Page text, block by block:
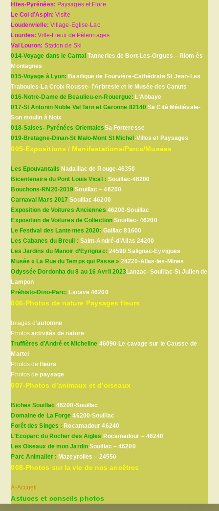
Htes-Pyrénées: Paysages et Flore
Le Col d’Aspin:Visite
Loudenvielle: Village-Eglise-Lac
Lourdes:Ville-Lieux de Pèlerinages
Val Louron: Station de Ski
014-Voyage dans le CantalTanneries de Bort-Les-Orgues – Riom ès
Montagnes
015-Voyage à Lyon: Basilique de Fourvière-Cathédrale St Jean-Les
Traboules-La Croix Rousse- l’Arbresle et le Musée des Canuts
016-Notre-Dame de Beaulieu-en-Rouergue:L’Abbaye
017-St Antonin Noble Val Tarn et Garonne 82140 Sa Cité Médiévale-
Son moulin à Noix
018-Salses- Pyrénées OrientalesSa Forteresse
019-Bretagne-Dinan-St Malo-Mont St Michel-Villes et Paysages
005-Expositions / Manifestations/Parcs/Musées
Les Epouvantails Nadaillac de Rouge-46350
Bicentenaire du Pont Louis Vicat : Souillac-46200
Bouchons-RN20-2019Souillac – 46200
Carnaval Mars 2017 Souillac 46200
Exposition de Voitures Anciennes 46200-Souillac
Exposition de Voitures de Collection Souillac- 46200
Le Festival des Lanternes 2020: Gaillac 81600
Les Cabanes du Breuil : Saint-André-d’Allas 24200
Les Jardins du Manoir d’Eyrignac: 24590 Salignac-Eyvigues
Musée « La Rue du Temps qui Passe » 24220-Allas-les-Mines
Odyssée Dordonha du 8 au 16 Avril 2023Lanzac- Souillac-St Julien de
Lampon
Préhisto-Dino-Parc:Lacave 46200
006-Photos de nature Paysages fleurs
Images d’automne
Photosactivités de nature
Truffières d’André et Micheline 46090-Le cavage sur le Causse de
Martel
Photos defleurs
Photos depaysage
007-Photos d’animaux et d’oiseaux
Biches Souillac46200-Souillac
Domaine de La Forge 46200-Souillac
Forêt des Singes :Rocamadour 46240
L’Ecoparc du Rocher des Aigles Rocamadour – 46240
Les Oiseaux de mon JardinSouillac – 46200
Parc Animalier : Mazeyrolles – 24550
008-Photos sur la vie de nos ancêtres
A-Accueil
Astuces et conseils photos